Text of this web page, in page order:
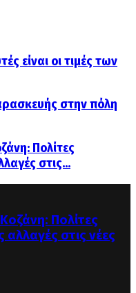
είναι οι τιμές των
στην πόλη
Πολίτες
στις...
Πολίτες
στις νέες